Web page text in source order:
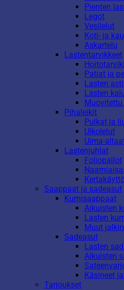
Pienten
Legot
Vesilelut
Koti- ja
Askartelu
Lastentarvikkeet
Patjat ja
Lasten
Lasten
Pihaleikit
Pulkat ja
Ulkolelut
Uima-
Lastenjuhlat
Foliopallot
Saappaat ja sadeasut
Kumisaappaat
Aikuisten
Lasten
Muut
Sadeasut
Lasten
Aikuisten
Käsineet
Tarjoukset